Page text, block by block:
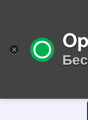
×